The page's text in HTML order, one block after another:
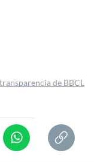
de BBCL